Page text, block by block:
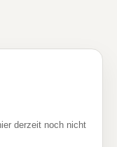
derzeit noch nicht